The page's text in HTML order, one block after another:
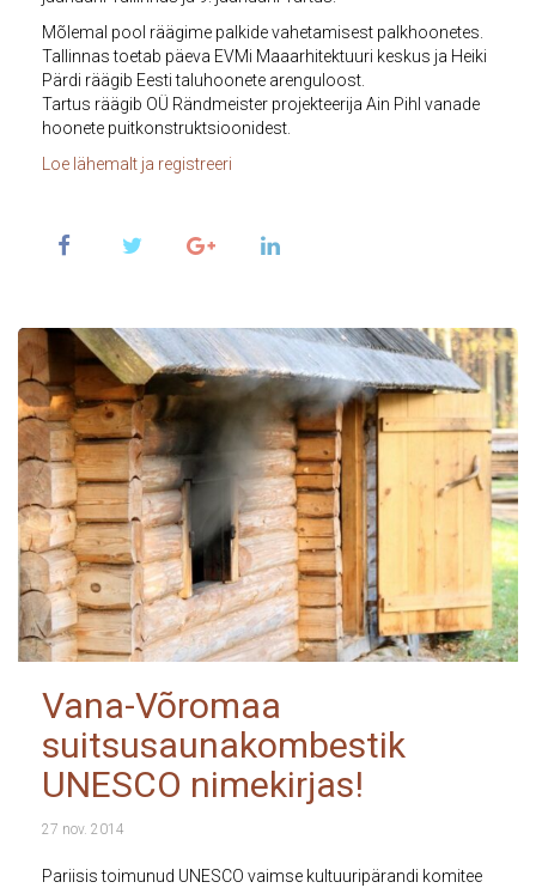
Mõlemal pool räägime palkide vahetamisest palkhoonetes.
Tallinnas toetab päeva EVMi Maaarhitektuuri keskus ja Heiki
Pärdi räägib Eesti tal uhoonete arenguloost.
Tartus räägib OÜ Rändmeister projekteerija Ain Pihl vanade
hoonete puitkonstruktsioonidest.
Loe lähemalt ja registreeri
Vana-Võromaa
suitsusaunakombestik
UNESCO nimekirjas!
27 nov. 2014
Pariisis toimunud UNESCO vaimse kultuuripärandi komitee